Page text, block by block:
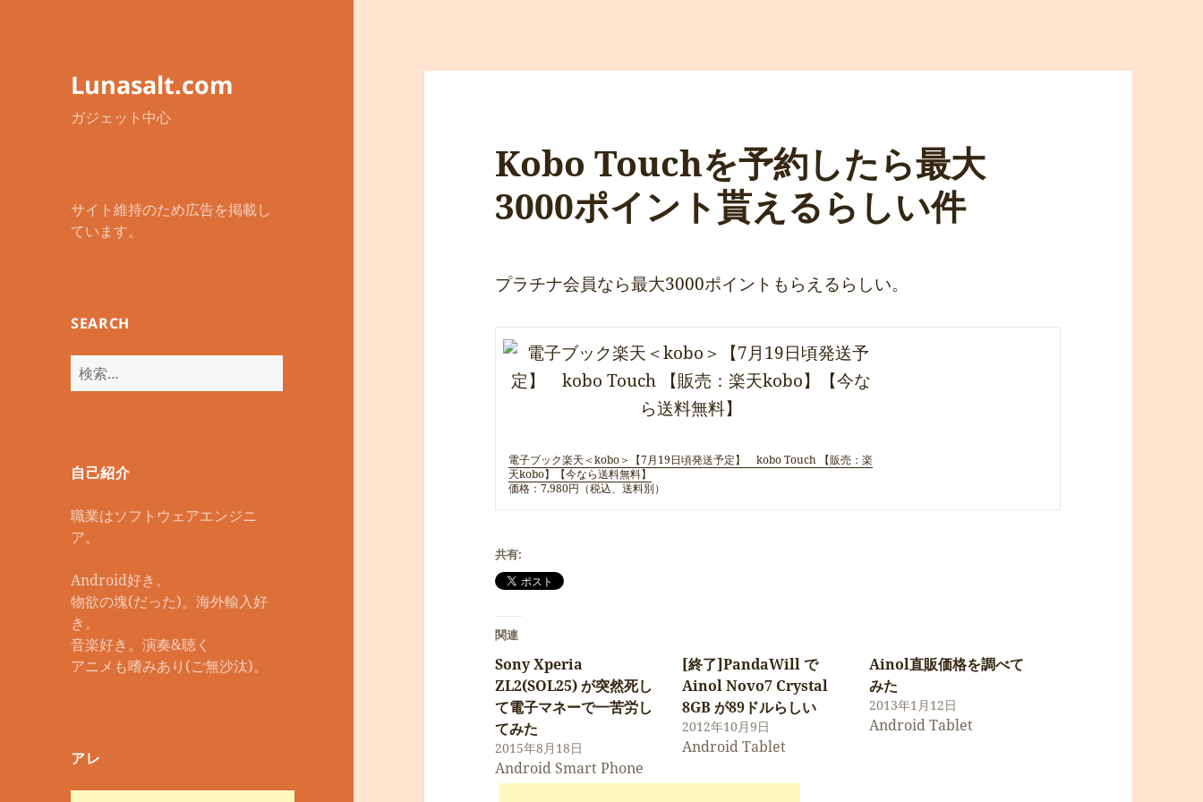
Lunasalt.com
ガジェット中心
サイト維持のため広告を掲載し
ています。
SEARCH
検
索:
自己紹介
職業はソフトウェアエンジニ
ア。
Android好き。
物欲の塊(だった)。海外輸入好
き。
音楽好き。演奏&聴く
アニメも嗜みあり(ご無沙汰)。
アレ
Kobo Touchを予約したら最大
3000ポイント貰えるらしい件
プラチナ会員なら最大3000ポイントもらえるらしい。
電子ブック楽天＜kobo＞【7月19日頃発送予定】 kobo Touch 【販売：楽
天kobo】【今なら送料無料】
価格：7,980円（税込、送料別）
共有:
関連
Sony Xperia
ZL2(SOL25) が突然死し
て電子マネーで一苦労し
てみた
2015年8月18日
Android Smart Phone
[終了]PandaWill で
Ainol Novo7 Crystal
8GB が89ドルらしい
2012年10月9日
Android Tablet
Ainol直販価格を調べて
みた
2013年1月12日
Android Tablet